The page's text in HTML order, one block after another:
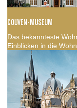
COUVEN-MUSEUM
Das bekannteste
Einblicken in die